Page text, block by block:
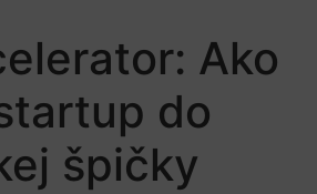
Ako
do
špičky